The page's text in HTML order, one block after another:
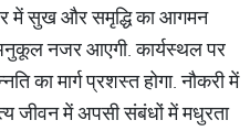
में सुख और समृद्धि का आगमन
अनुकूल नजर आएगी. कार्यस्थल पर
का मार्ग प्रशस्त होगा. नौकरी में
जीवन में अपसी संबंधों में मधुरता